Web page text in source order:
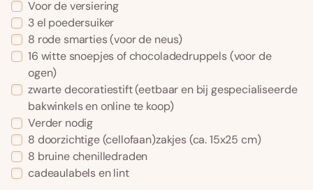
Voor de versiering
3 el poedersuiker
8 rode smarties (voor de neus)
16 witte snoepjes of chocoladedruppels (voor de
ogen)
zwarte decoratiestift (eetbaar en bij gespecialiseerde
bakwinkels en online te koop)
Verder nodig
8 doorzichtige (cellofaan)zakjes (ca. 15x25 cm)
8 bruine chenilledraden
cadeaulabels en lint